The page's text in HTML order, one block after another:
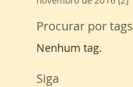
Procurar por tags
Nenhum tag.
Siga